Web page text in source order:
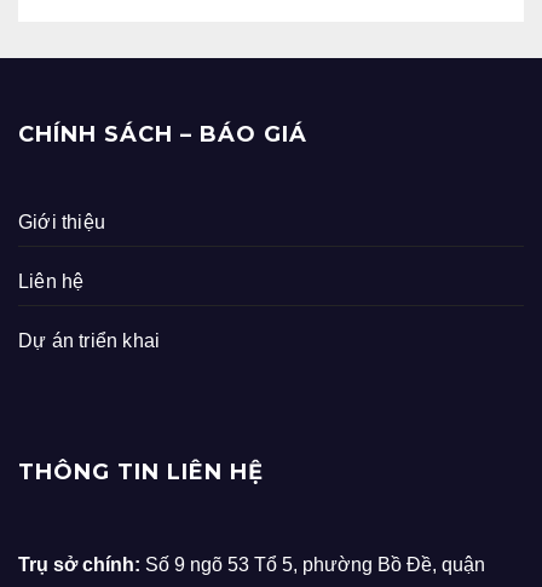
CHÍNH SÁCH – BÁO GIÁ
Giới thiệu
Liên hệ
Dự án triển khai
THÔNG TIN LIÊN HỆ
Trụ sở chính: Số 9 ngõ 53 Tổ 5, phường Bồ Đề, quận